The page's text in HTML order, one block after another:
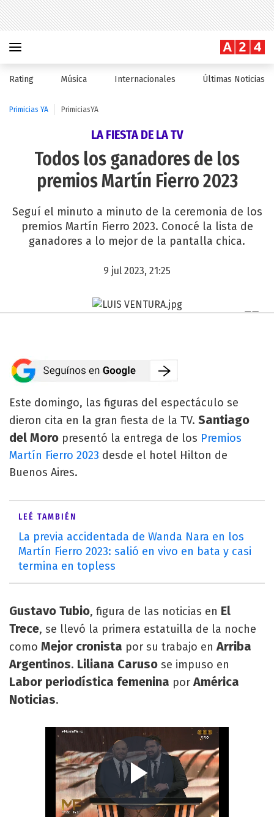
Rating Música Internacionales Últimas Noticias
Primicias YA PrimiciasYA
LA FIESTA DE LA TV
Todos los ganadores de los
premios Martín Fierro 2023
Seguí el minuto a minuto de la ceremonia de los
premios Martín Fierro 2023. Conocé la lista de
ganadores a lo mejor de la pantalla chica.
9 jul 2023, 21:25
Este domingo, las figuras del espectáculo se
dieron cita en la gran fiesta de la TV. Santiago
del Moro presentó la entrega de los Premios
Martín Fierro 2023 desde el hotel Hilton de
Buenos Aires.
LEÉ TAMBIÉN
La previa accidentada de Wanda Nara en los
Martín Fierro 2023: salió en vivo en bata y casi
termina en topless
Gustavo Tubio, figura de las noticias en El
Trece, se llevó la primera estatuilla de la noche
como Mejor cronista por su trabajo enArriba
Argentinos. Liliana Caruso se impuso en
Labor periodística femenina porAmérica
Noticias.